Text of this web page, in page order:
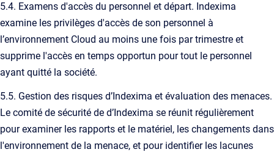
5.4. Examens d'accès du personnel et départ. Indexima
examine les privilèges d'accès de son personnel à
l’environnement Cloud au moins une fois par trimestre et
supprime l'accès en temps opportun pour tout le personnel
ayant quitté la société.
5.5. Gestion des risques d’Indexima et évaluation des menaces.
Le comité de sécurité de d’Indexima se réunit régulièrement
pour examiner les rapports et le matériel, les changements dans
l'environnement de la menace, et pour identifier les lacunes